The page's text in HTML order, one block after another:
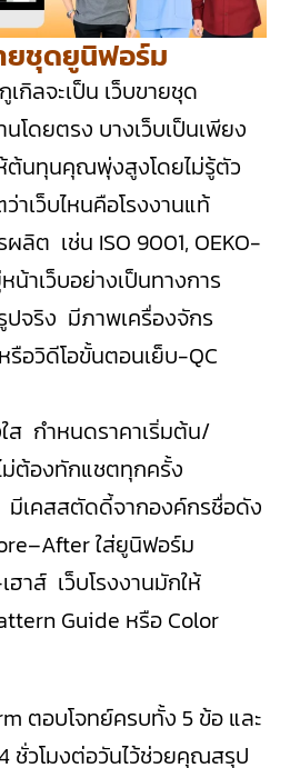
ยชุดยูนิฟอร์ม
เกิลจะเป็น เว็บขายชุด
โดยตรง บางเว็บเป็นเพียง
ต้นทุนคุณพุ่งสูงโดยไม่รู้ตัว
าเว็บไหนคือโรงงานแท้
ผลิต เช่น ISO 9001, OEKO-
น้าเว็บอย่างเป็นทางการ
ปจริง มีภาพเครื่องจักร
อวิดีโอขั้นตอนเย็บ-QC
ใส กำหนดราคาเริ่มต้น/
ม่ต้องทักแชตทุกครั้ง
มีเคสสตัดดี้จากองค์กรชื่อดัง
ใส่ยูนิฟอร์ม
าส์ เว็บโรงงานมักให้
Guide หรือ Color
ตอบโจทย์ครบทั้ง 5 ข้อ และ
ชั่วโมงต่อวันไว้ช่วยคุณสรุป